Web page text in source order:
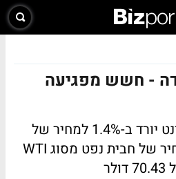
- חשש מפגיעה
הנפט הגולמי מסוג ברנט יורד ב-1.4% למחיר של
75.95 דולר, בעוד המחיר של חבית נפט מסוג WTI